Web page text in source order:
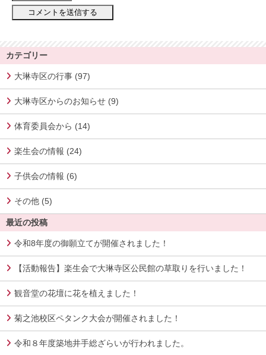
カテゴリー
大琳寺区の行事 (97)
大琳寺区からのお知らせ (9)
体育委員会から (14)
楽生会の情報 (24)
子供会の情報 (6)
その他 (5)
最近の投稿
令和8年度の御願立てが開催されました！
【活動報告】楽生会で大琳寺区公民館の草取りを行いました！
観音堂の花壇に花を植えました！
菊之池校区ペタンク大会が開催されました！
令和８年度築地井手総ざらいが行われました。